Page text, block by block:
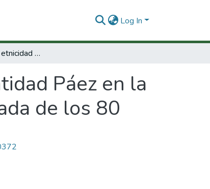
Log In
El Quintín Lame : etnicidad e identidad Páez en la defensa por la autonomía territorial en la década de los 80
Páez en la
de los 80